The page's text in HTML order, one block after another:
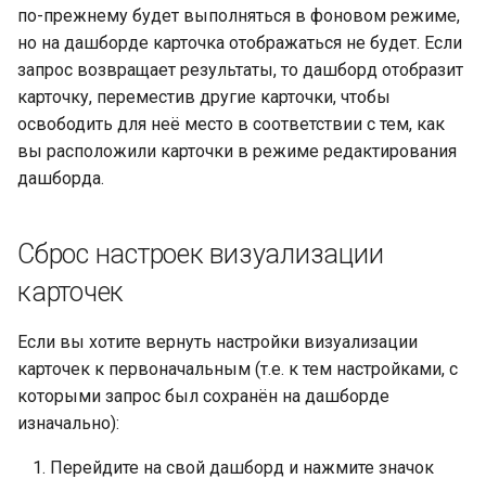
по-прежнему будет выполняться в фоновом режиме,
но на дашборде карточка отображаться не будет. Если
запрос возвращает результаты, то дашборд отобразит
карточку, переместив другие карточки, чтобы
освободить для неё место в соответствии с тем, как
вы расположили карточки в режиме редактирования
дашборда.
Сброс настроек визуализации
карточек
Если вы хотите вернуть настройки визуализации
карточек к первоначальным (т.е. к тем настройками, с
которыми запрос был сохранён на дашборде
изначально):
Перейдите на свой дашборд и нажмите значок